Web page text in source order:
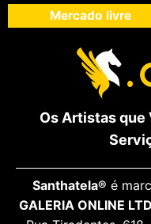
Mercado livre
Os Artistas que
Santhatela® é
GALERIA ONLINE